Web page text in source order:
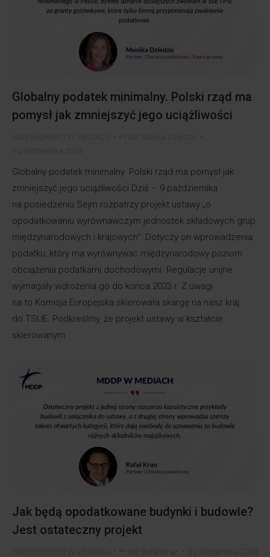
Globalny podatek minimalny. Polski rząd ma
pomysł jak zmniejszyć jego uciążliwości
Globalny podatek minimalny. Polski rząd ma pomysł jak
zmniejszyć jego uciążliwości Dziś – 9 października
na posiedzeniu Sejm rozpatrzy projekt ustawy „o
opodatkowaniu wyrównawczym jednostek składowych grup
międzynarodowych i krajowych”. Dotyczy on wprowadzenia
podatku, który ma wyrównywać międzynarodowy poziom
obciążenia podatkami dochodowymi. Regulacje unijne
wymagały wdrożenia go do końca 2023 r. Z uwagi
na to Komisja Europejska skierowała skargę na nasz kraj
do TSUE. Podkreślmy, że projekt ustawy w kształcie
skierowanym…
Jak będą opodatkowane budynki i budowle?
Jest ostateczny projekt